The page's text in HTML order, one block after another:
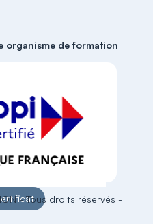
organisme de formation
- Tous droits réservés -